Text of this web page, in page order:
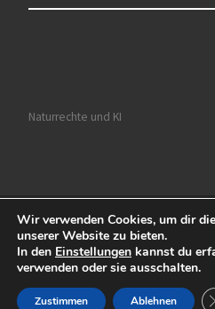
Naturrechte und KI
© 2026Ruhrkultour–
Präsentiert von WP– Entworfen
Wir verwenden Cookies, um dir
unserer Website zu bieten.
In den Einstellungen kannst du
verwenden oder sie ausschalten.
Zustimmen Ablehnen